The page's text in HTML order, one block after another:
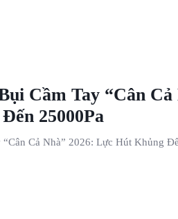
Cầm Tay “Cân Cả
25000Pa
Cả Nhà” 2026: Lực Hút Khủng